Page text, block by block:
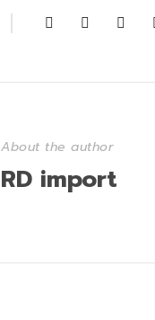
About the author
RD import